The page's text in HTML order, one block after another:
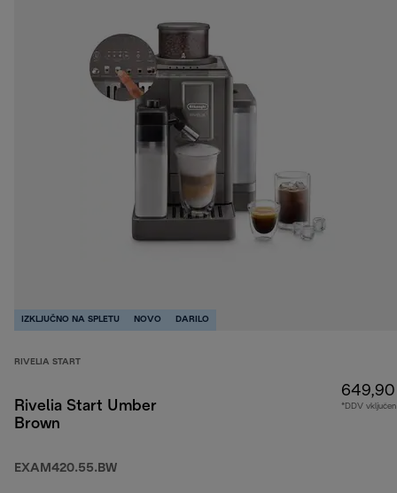
IZKLJUČNO NA SPLETU NOVO DARILO
RIVELIA START
Rivelia Start Umber
Brown
EXAM420.55.BW
*DDV vključen